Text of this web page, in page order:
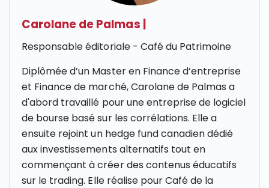
Carolane de Palmas
Responsable éditoriale - Café du Patrimoine
Diplômée d’un Master en Finance d’entreprise
et Finance de marché, Carolane de Palmas a
d'abord travaillé pour une entreprise de logiciel
de bourse basé sur les corrélations. Elle a
ensuite rejoint un hedge fund canadien dédié
aux investissements alternatifs tout en
commençant à créer des contenus éducatifs
sur le trading. Elle réalise pour Café de la